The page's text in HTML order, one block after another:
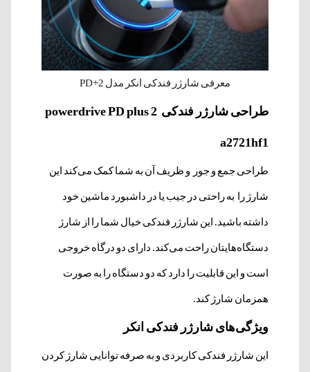
معرفی شارژر فندکی انکر مدل PD+2
طراحی شارژر فندکی powerdrive PD plus 2
a2721hf1
طراحی جمع و جور و ظریف آن به شما کمک می‌کند این
شارژ را به راحتی در جیب یا در داشبورد ماشین خود
داشته باشید. این شارژر فندکی خیال شما را از شارژ
دستگاه‌هایتان راحت می‌کند. دارای دو درگاه خروجی
است و این قابلیت را دارد که دو دستگاه را به صورت
همزمان شارژ کند.
ویژگی‌های شارژر فندکی انکر
این شارژر فندکی کاربردی و به صرفه توانایی شارژ کردن